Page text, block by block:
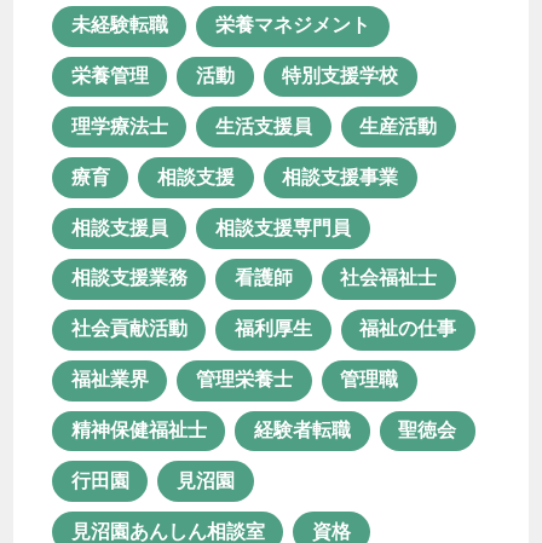
相談支援員 相談支援専門員
相談支援業務 看護師 社会福祉士
社会貢献活動 福利厚生
福祉の仕事 福祉業界 管理栄養士
管理職 精神保健福祉士
経験者転職 聖徳会 行田園
見沼園 見沼園あんしん相談室
資格 資格取得 転職
長く続ける 障がい者支援
障害福祉 聖徳会
障害者グループホーム 障害者支援
未経験転職 栄養マネジメント
栄養管理 活動 特別支援学校
理学療法士 生活支援員 生産活動
療育 相談支援 相談支援事業
相談支援員 相談支援専門員
相談支援業務 看護師 社会福祉士
社会貢献活動 福利厚生 福祉の仕事
福祉業界 管理栄養士 管理職
精神保健福祉士 経験者転職 聖徳会
行田園 見沼園
見沼園あんしん相談室 資格